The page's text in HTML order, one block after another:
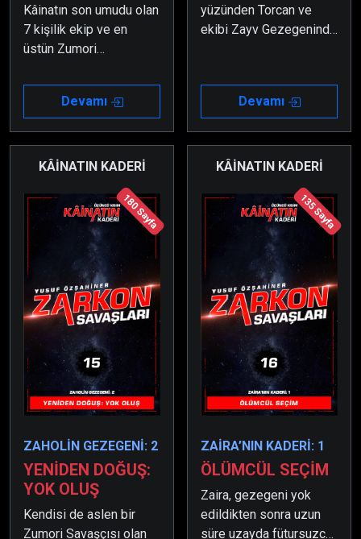
Kâinatın son umudu olan
7 kişilik ekip ve en
üstün Zumori
bir tuzak sebebiyle
Zayv Gezegeninde
Devamı
yüzünden Torcan ve
ekibi Zayv Gezegeninde
bir şey olmuştu ve
Zumortan kendine
Devamı
KÂİNATIN KADERİ
180 Sayfa
ZAHOLİN GEZEGENİ: 2
YENİDEN DOĞUŞ:
YOK OLUŞ
Kendisi de aslen bir
Zumori Savaşçısı olan
KÂİNATIN KADERİ
135 Sayfa
ZAİRA’NIN KADERİ: 1
ÖLÜMCÜL SEÇİM
Zaira, gezegeni yok
edildikten sonra uzun
süre uzayda fütursuzca